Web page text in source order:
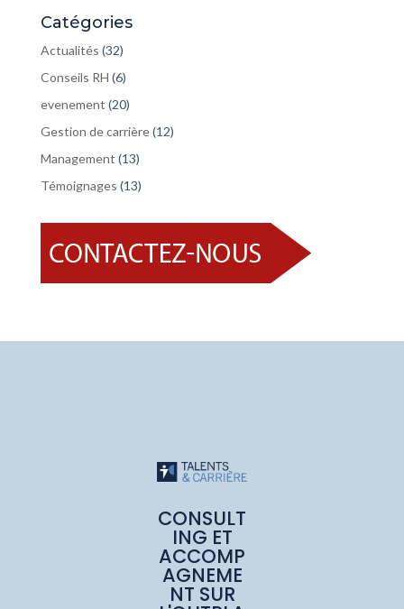
Catégories
Actualités (32)
Conseils RH (6)
evenement (20)
Gestion de carrière(12)
Management (13)
Témoignages (13)
CONSULT
ING ET
ACCOMP
AGNEME
NT SUR